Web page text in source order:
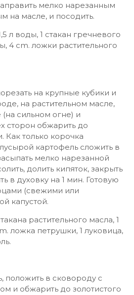
мелко нарезанным
на масле, и посодить.
л воды, 1 стакан гречневого
4 cm. ложки растительного
на крупные кубики и
на растительном масле,
сильном огне) и
сторон обжарить до
Как только корочка
картофель сложить в
мелко нарезанной
долить кипяток, закрыть
в духовку на 1 мин. Готовую
(свежими или
капустой.
растительного масла, 1
ложка петрушки, 1 луковица,
положить в сковороду с
и обжарить до золотистого